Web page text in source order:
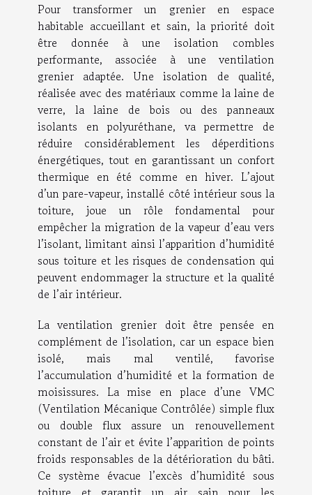
Pour transformer un grenier en espace
habitable accueillant et sain, la priorité doit
être donnée à une isolation combles
performante, associée à une ventilation
grenier adaptée. Une isolation de qualité,
réalisée avec des matériaux comme la laine de
verre, la laine de bois ou des panneaux
isolants en polyuréthane, va permettre de
réduire considérablement les déperditions
énergétiques, tout en garantissant un confort
thermique en été comme en hiver. L’ajout
d’un pare-vapeur, installé côté intérieur sous la
toiture, joue un rôle fondamental pour
empêcher la migration de la vapeur d’eau vers
l’isolant, limitant ainsi l’apparition d’humidité
sous toiture et les risques de condensation qui
peuvent endommager la structure et la qualité
de l’air intérieur.
La ventilation grenier doit être pensée en
complément de l’isolation, car un espace bien
isolé, mais mal ventilé, favorise
l’accumulation d’humidité et la formation de
moisissures. La mise en place d’une VMC
(Ventilation Mécanique Contrôlée) simple flux
ou double flux assure un renouvellement
constant de l’air et évite l’apparition de points
froids responsables de la détérioration du bâti.
Ce système évacue l’excès d’humidité sous